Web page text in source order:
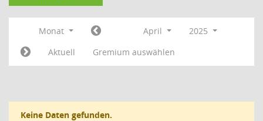
Monat April
2025
Aktuell
Gremium auswählen
Keine Daten gefunden.